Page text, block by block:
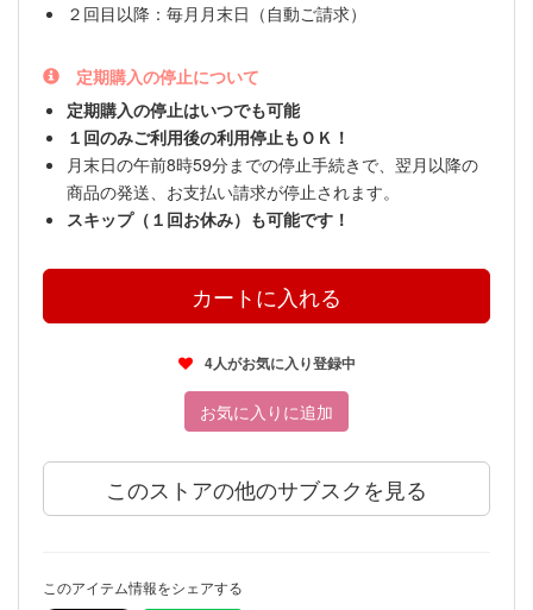
２回目以降：毎月月末日（自動ご請求）
定期購入の停止について
定期購入の停止はいつでも可能
１回のみご利用後の利用停止もＯＫ！
月末日の午前8時59分までの停止手続きで、翌月以降の
商品の発送、お支払い請求が停止されます。
スキップ（１回お休み）も可能です！
4人がお気に入り登録中
お気に入りに追加
このストアの他のサブスクを見る
このアイテム情報をシェアする